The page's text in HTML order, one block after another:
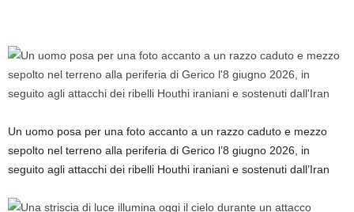
Un uomo posa per una foto accanto a un razzo caduto e mezzo
sepolto nel terreno alla periferia di Gerico l’8 giugno 2026, in
seguito agli attacchi dei ribelli Houthi iraniani e sostenuti dall’Iran